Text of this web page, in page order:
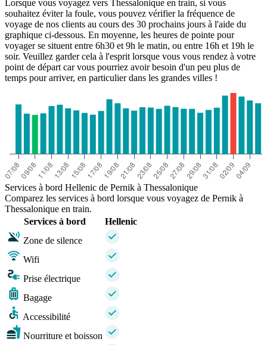
Thessaloniki
Lorsque vous voyagez vers Thessalonique en train, si vous
souhaitez éviter la foule, vous pouvez vérifier la fréquence de
voyage de nos clients au cours des 30 prochains jours à l'aide du
graphique ci-dessous. En moyenne, les heures de pointe pour
voyager se situent entre 6h30 et 9h le matin, ou entre 16h et 19h le
soir. Veuillez garder cela à l'esprit lorsque vous vous rendez à votre
point de départ car vous pourriez avoir besoin d'un peu plus de
temps pour arriver, en particulier dans les grandes villes !
Services à bord Hellenic de Pernik à Thessalonique
Comparez les services à bord lorsque vous voyagez de Pernik à
Thessalonique en train.
Services à bord
Hellenic
Zone de silence
Wifi
Prise électrique
Bagage
Accessibilité
Nourriture et boisson